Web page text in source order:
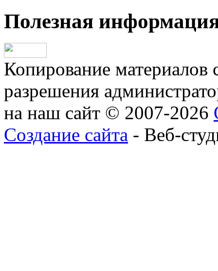
Полезная
Копирование материалов
разрешения
на наш сайт © 2007-2026
Создание сайта - Веб-